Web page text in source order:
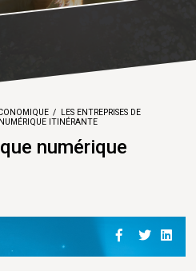
LES ENTREPRISES DE
ITINÉRANTE
numérique